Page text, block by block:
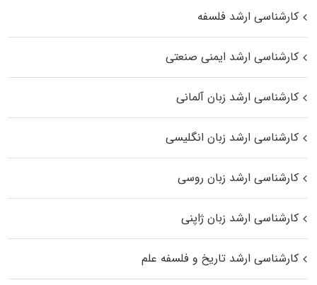
کارشناسی ارشد فلسفه
کارشناسی ارشد ایمنی صنعتی
کارشناسی ارشد زبان آلمانی
کارشناسی ارشد زبان انگلیسی
کارشناسی ارشد زبان روسی
کارشناسی ارشد زبان ژاپنی
کارشناسی ارشد تاریخ و فلسفه علم